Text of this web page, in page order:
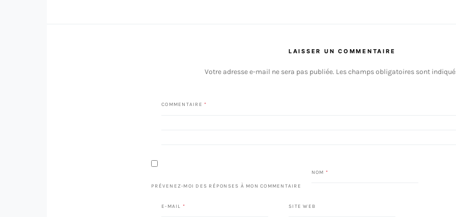
LAISSER UN COMMENTAIRE
Votre adresse e-mail ne sera pas publiée. Les champs obligatoires sont
COMMENTAIRE *
PRÉVENEZ-MOI DES RÉPONSES À MON COMMENTAIRE
NOM *
E-MAIL * SITE WEB